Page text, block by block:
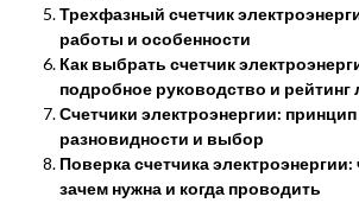
Трехфазный счетчик
работы и особенности
Как выбрать счетчик
подробное руководство и
Счетчики электроэнергии:
разновидности и выбор
Поверка счетчика электроэнергии:
зачем нужна и когда проводить